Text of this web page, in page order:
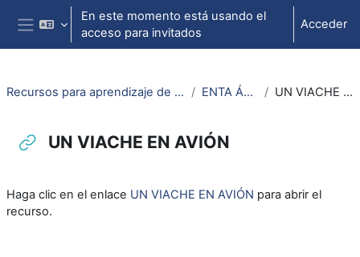
Salta al contenido principal
Panel lateral
En este momento está usando el
acceso para invitados
Acceder
Recursos para aprendizaje de lengua aragonesa ENTA ÁN IMOS? UN VIACHE EN AVIÓN
UN VIACHE EN AVIÓN
Haga clic en el enlace UN VIACHE EN AVIÓN para abrir el
recurso.